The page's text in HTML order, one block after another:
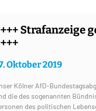
Strafanzeige
Oktober 2019
Kölner AfD-
die des sogenannten
des politischen